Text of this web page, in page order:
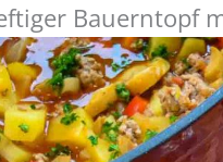
Bauerntopf